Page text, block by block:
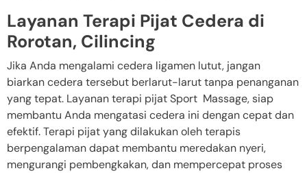
Layanan Terapi Pijat Cedera di
Rorotan, Cilincing
Jika Anda mengalami cedera ligamen lutut, jangan
biarkan cedera tersebut berlarut-larut tanpa penanganan
yang tepat. Layanan terapi pijat Sport Massage, siap
membantu Anda mengatasi cedera ini dengan cepat dan
efektif. Terapi pijat yang dilakukan oleh terapis
berpengalaman dapat membantu meredakan nyeri,
mengurangi pembengkakan, dan mempercepat proses